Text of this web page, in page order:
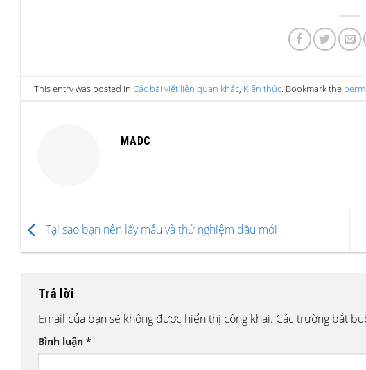
This entry was posted inCác bài viết liên quan khác, Kiến thức. Bookmark the
MADC
Tại sao bạn nên lấy mẫu và thử nghiệm dầu mới
Trả lời
Email của bạn sẽ không được hiển thị công khai. Các trường bắt
Bình luận *